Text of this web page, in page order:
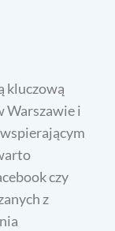
kluczową
Warszawie i
czy
z